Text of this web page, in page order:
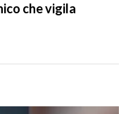
che vigila